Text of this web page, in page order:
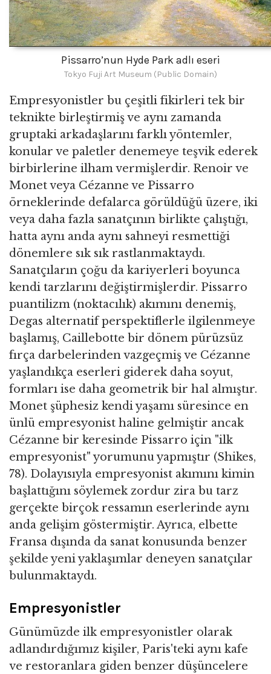
Pissarro’nun Hyde Park adlı eseri
Tokyo Fuji Art Museum (Public Domain)
Empresyonistler bu çeşitli fikirleri tek bir
teknikte birleştirmiş ve aynı zamanda
gruptaki arkadaşlarını farklı yöntemler,
konular ve paletler denemeye teşvik ederek
birbirlerine ilham vermişlerdir. Renoir ve
Monet veya Cézanne ve Pissarro
örneklerinde defalarca görüldüğü üzere, iki
veya daha fazla sanatçının birlikte çalıştığı,
hatta aynı anda aynı sahneyi resmettiği
dönemlere sık sık rastlanmaktaydı.
Sanatçıların çoğu da kariyerleri boyunca
kendi tarzlarını değiştirmişlerdir. Pissarro
puantilizm (noktacılık) akımını denemiş,
Degas alternatif perspektiflerle ilgilenmeye
başlamış, Caillebotte bir dönem pürüzsüz
fırça darbelerinden vazgeçmiş ve Cézanne
yaşlandıkça eserleri giderek daha soyut,
formları ise daha geometrik bir hal almıştır.
Monet şüphesiz kendi yaşamı süresince en
ünlü empresyonist haline gelmiştir ancak
Cézanne bir keresinde Pissarro için "ilk
empresyonist" yorumunu yapmıştır (Shikes,
78). Dolayısıyla empresyonist akımını kimin
başlattığını söylemek zordur zira bu tarz
gerçekte birçok ressamın eserlerinde aynı
anda gelişim göstermiştir. Ayrıca, elbette
Fransa dışında da sanat konusunda benzer
şekilde yeni yaklaşımlar deneyen sanatçılar
bulunmaktaydı.
Empresyonistler
Günümüzde ilk empresyonistler olarak
adlandırdığımız kişiler, Paris'teki aynı kafe
ve restoranlara giden benzer düşüncelere